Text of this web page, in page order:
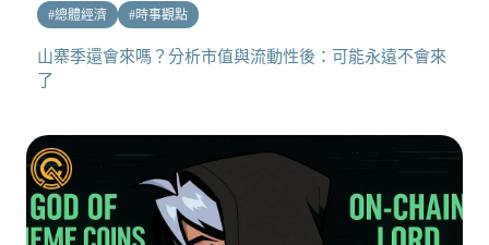
#總體經濟 #時事觀點
山寨季還會來嗎？分析市值與流動性後：可能永遠不會來
了